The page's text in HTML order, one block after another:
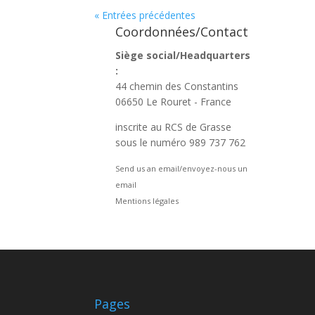
« Entrées précédentes
Coordonnées/Contact
Siège social/Headquarters
:
44 chemin des Constantins
06650 Le Rouret - France
inscrite au RCS de Grasse
sous le numéro 989 737 762
Send us an email/envoyez-nous un
email
Mentions légales
Pages